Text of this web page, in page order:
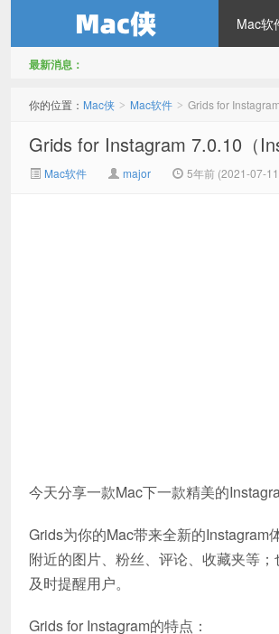
Mac软
最新消息：
你的位置： Mac侠 > Mac软件 > Grids for
Grids for Instagram 7.0.10（
Mac软件 major 5年前 (2021-07-
今天分享一款Mac下一款精美的
Grids为你的Mac带来全新的Instagram
附近的图片、粉丝、评论、收藏夹等
及时提醒用户。
Grids for Instagram的特点：